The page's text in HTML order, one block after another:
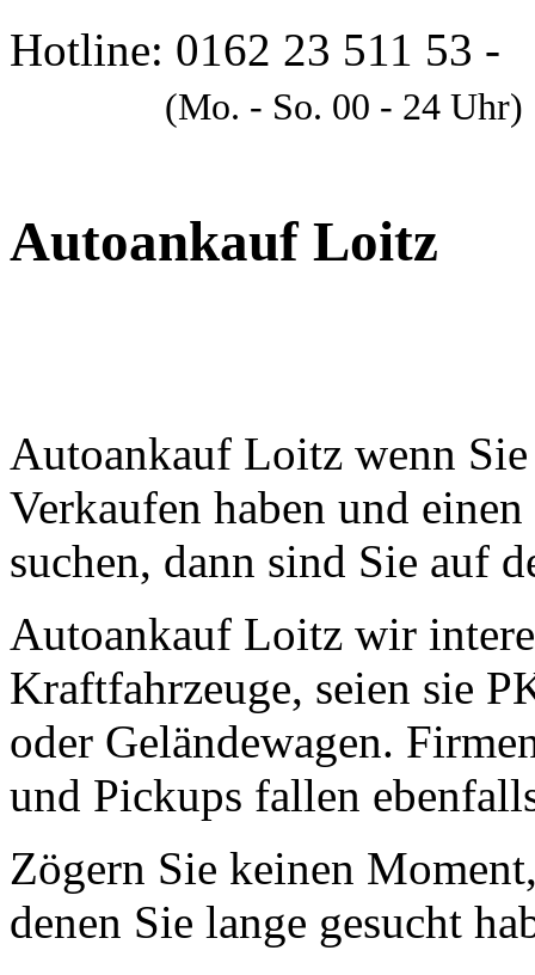
Hotline: 0162 23 511 53 -
(Mo. - So. 00 - 24 Uhr)
Autoankauf Loitz
Autoankauf Loitz wenn
Verkaufen haben und
suchen, dann sind Sie auf
Autoankauf Loitz wir
Kraftfahrzeuge, seien sie
oder Geländewagen.
und Pickups fallen
Zögern Sie keinen
denen Sie lange gesucht